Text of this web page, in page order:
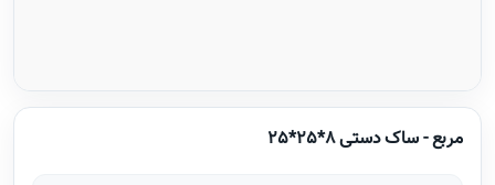
مربع - ساک دستی 8*25*25